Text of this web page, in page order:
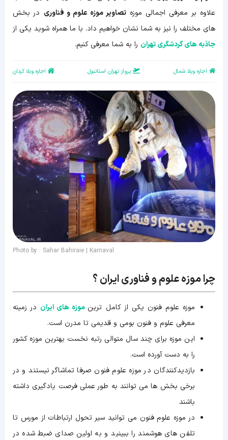
علاوه بر معرفی اجمالی موزهتصاویر موزه علوم و فناوری در بخش
های مختلف را نیز به شما نشان خواهیم داد. با ما همراه شوید یکی از
جاذبه های گردشگری تهران را به شما معرفی کنیم.
اجاره ویلا شمال پرواز تهران استانبول اجاره ویلا کردان
Photo by : Sahar Bahiraie | Karnaval
چرا موزه علوم و فناوری ایران ؟
موزه علوم فنون یکی از کامل ترین موزه های ایران در زمینه
معرفی علوم و فنون بومی و قدیمی تا مدرن است.
این موزه برای چند سال متوالی رتبه نخست بهترین موزه کشور
را به دست آورده است.
بازدیدکنندگان در موزه علوم فنون صرفا تماشاگر نیستند و در
برخی بخش ها می توانند به طور عملی فرصت یادگیری داشته
باشند
در موزه علوم فنون می توانید سیر تحول ارتباطات از مورس تا
تلفن های هوشمند را ببینید و به اولین صدای ضبط شده در